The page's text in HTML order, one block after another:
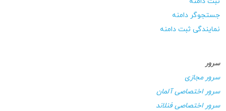
جستجوگر دامنه
نمایندگی ثبت دامنه
سرور
سرور مجازی
سرور اختصاصی آلمان
سرور اختصاصی فنلاند